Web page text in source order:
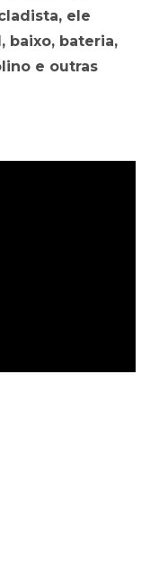
ele
baixo, bateria,
e outras